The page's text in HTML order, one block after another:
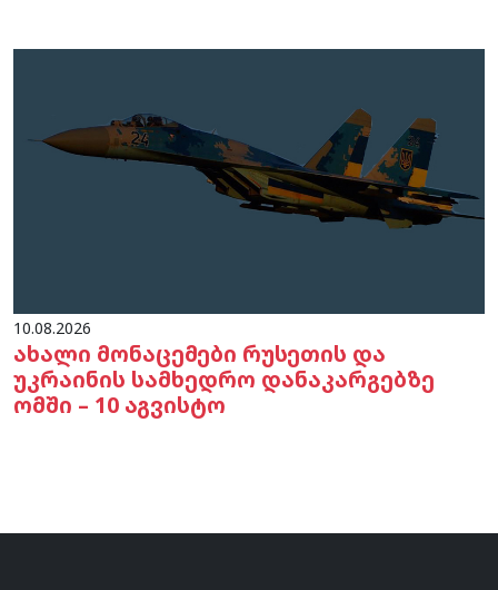
10.08.2026
ახალი მონაცემები რუსეთის და
უკრაინის სამხედრო დანაკარგებზე
ომში – 10 აგვისტო